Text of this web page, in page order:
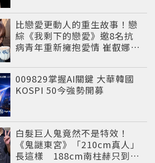
比戀愛更動人的重生故事！戀
綜《我剩下的戀愛》邀8名抗
病青年重新擁抱愛情 崔叡娜淚
009829掌握AI關鍵 大華韓國
KOSPI 50今強勢開募
白髮巨人鬼竟然不是特效！
《鬼謎東宮》「210cm真人」
長這樣 188cm南柱赫只到他